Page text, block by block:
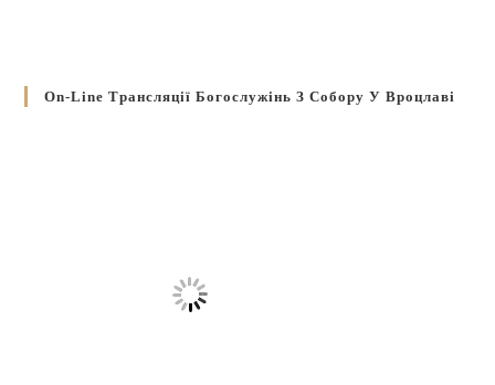
On-Line Трансляції Богослужінь З Собору У Вроцлаві